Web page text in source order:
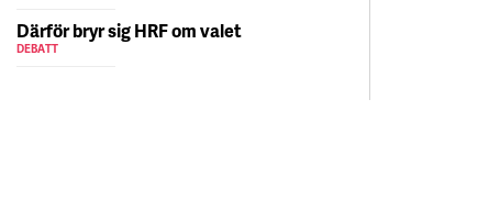
Därför bryr sig HRF om valet
DEBATT